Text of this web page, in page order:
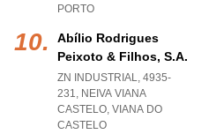
PORTO
Abílio Rodrigues
Peixoto & Filhos, S.a.
ZN INDUSTRIAL, 4935-
231, NEIVA VIANA
CASTELO, VIANA DO
CASTELO